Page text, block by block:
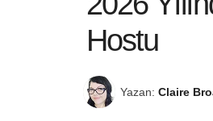
Hostu
Yazan: Claire